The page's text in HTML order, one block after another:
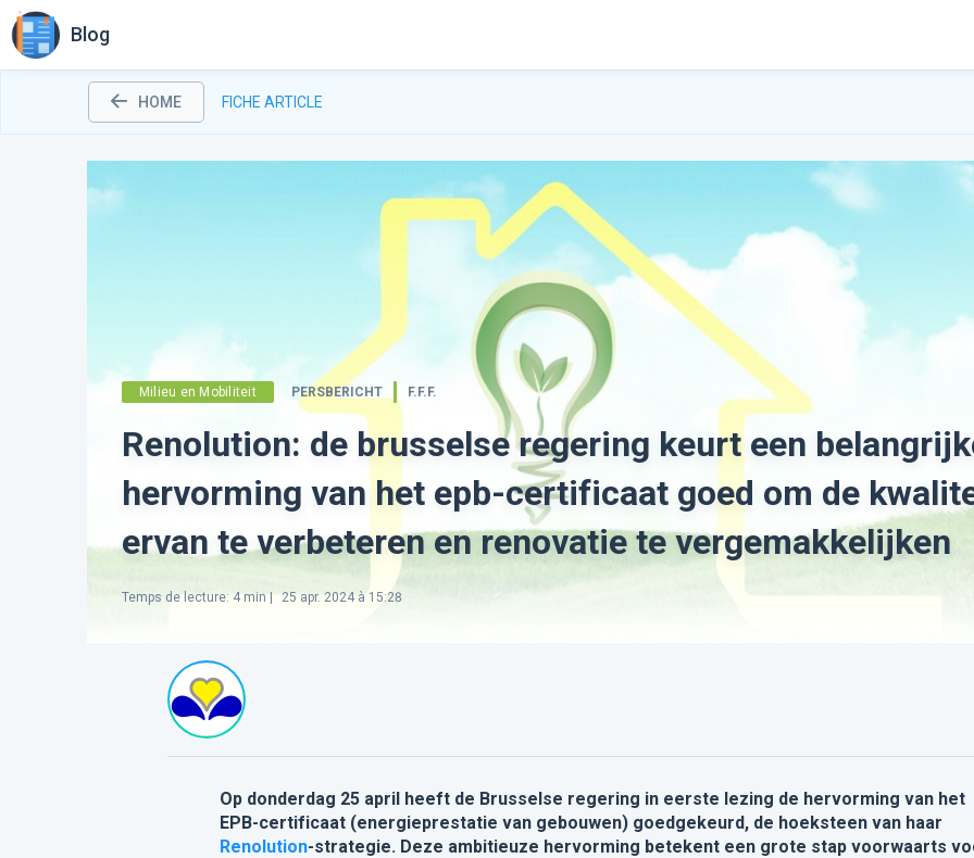
Blog
HOME FICHE ARTICLE
Milieu en Mobiliteit PERSBERICHT F.F.F.
Renolution: de brusselse regering keurt een
hervorming van het epb-certificaat goed om de
ervan te verbeteren en renovatie te vergemakkelijken
Temps de lecture: 4 min | 25 apr. 2024 à 15:28
Op donderdag 25 april heeft de Brusselse regering in eerste lezing de hervorming van het
EPB-certificaat (energieprestatie van gebouwen) goedgekeurd, de hoeksteen van haar
Renolution-strategie. Deze ambitieuze hervorming betekent een grote stap voorwaarts